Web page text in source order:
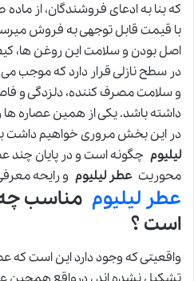
که بنا به ادعای فروشندگان، از
با قیمت قابل توجهی به فروش
اصل بودن و سلامت این روغن ها،
در سطح نازلی قرار دارد که موجب
و سلامت مصرف کننده، دلزدگی و
داشته باشد. یکی از همین عصاره ها
در این بخش مروری خواهیم داشت
لیلیوم چگونه است و در پایان چند
محوریتعطر لیلیوم و رایحه
عطر لیلیوم مناسب
است ؟
واقعیتی که وجود دارد این است که